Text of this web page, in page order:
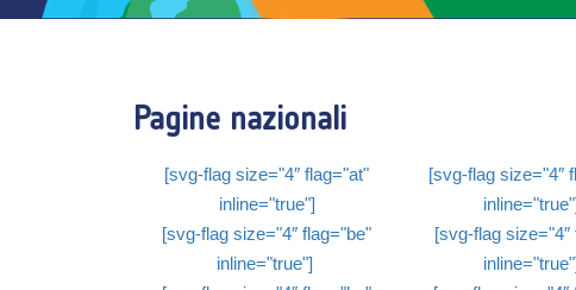
Pagine nazionali
[svg-flag size="4″ flag="at"
inline="true"]
[svg-flag size="4″ flag="be"
inline="true"]
[svg-flag size="4″
[svg-flag size="4″